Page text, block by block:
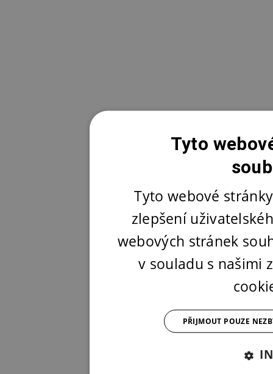
Tyto
Tyto webové
zlepšení
webových stránek
v souladu s našimi
PŘIJMOUT POUZE